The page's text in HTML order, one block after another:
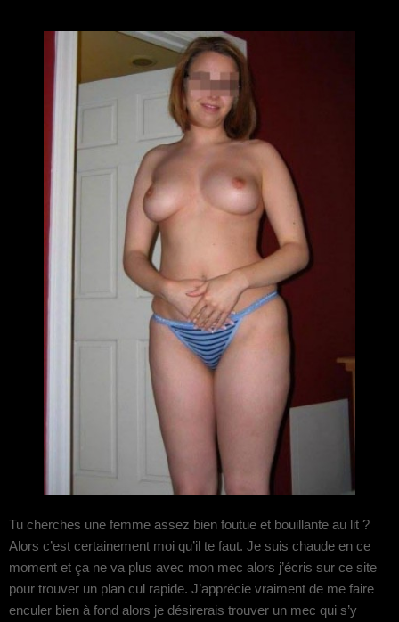
Tu cherches une femme assez bien foutue et bouillante au lit ?
Alors c’est certainement moi qu’il te faut. Je suis chaude en ce
moment et ça ne va plus avec mon mec alors j’écris sur ce site
pour trouver un plan cul rapide. J’apprécie vraiment de me faire
enculer bien à fond alors je désirerais trouver un mec qui s’y